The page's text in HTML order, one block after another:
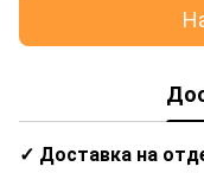
✓ Доставка на